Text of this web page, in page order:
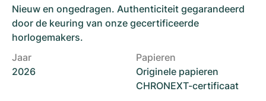
Nieuw en ongedragen. Authenticiteit gegarandeerd
door de keuring van onze gecertificeerde
horlogemakers.
Jaar
2026
Papieren
Originele papieren
CHRONEXT-certificaat